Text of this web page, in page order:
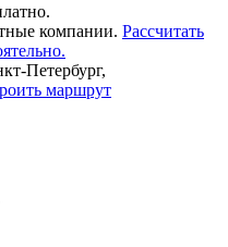
компании. Рассчитать
Петербург,
маршрут